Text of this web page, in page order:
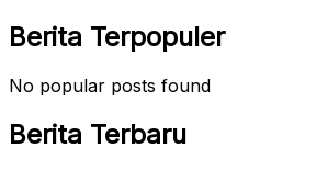
Berita Terpopuler
No popular posts found
Berita Terbaru